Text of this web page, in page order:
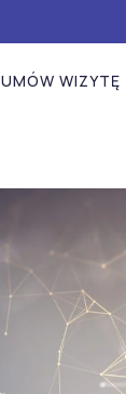
UMÓW WIZYTĘ